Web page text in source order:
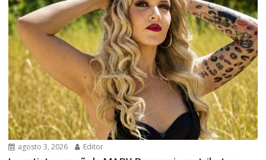
agosto 3, 2026 Editor